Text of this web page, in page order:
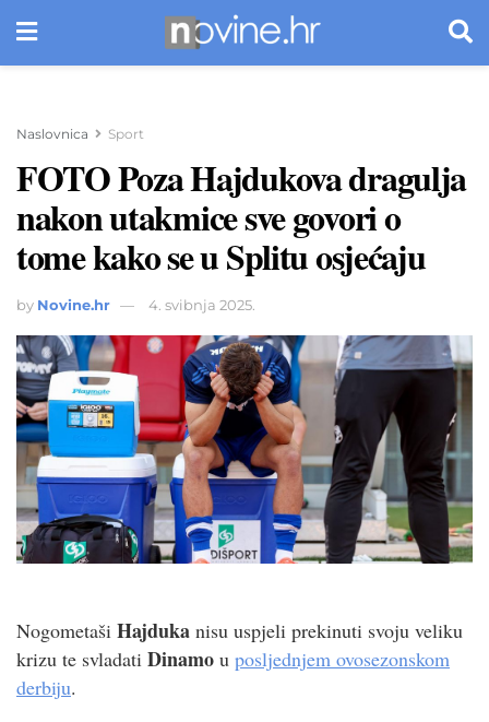
Naslovnica Sport
FOTO Poza Hajdukova dragulja
nakon utakmice sve govori o
tome kako se u Splitu osjećaju
by Novine.hr 4. svibnja 2025.
Nogometaši Hajduka nisu uspjeli prekinuti svoju veliku
krizu te svladati Dinamo u posljednjem ovosezonskom
derbiju.